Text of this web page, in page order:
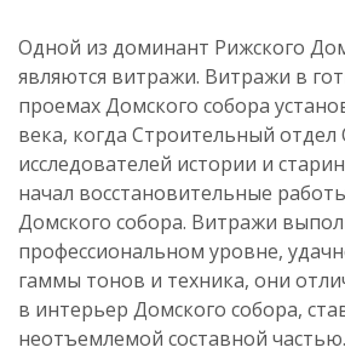
Одной из доминант Рижского
являются витражи. Витражи в
проемах Домского собора
века, когда Строительный
исследователей истории и
начал восстановительные
Домского собора. Витражи
профессиональном уровне,
гаммы тонов и техника, они
в интерьер Домского собора,
неотъемлемой составной частью.